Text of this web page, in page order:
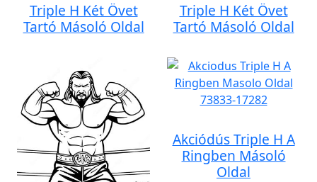
Triple H Két Övet
Tartó Másoló Oldal
Triple H Két Övet
Tartó Másoló Oldal
Akciódús Triple H A
Ringben Másoló
Oldal